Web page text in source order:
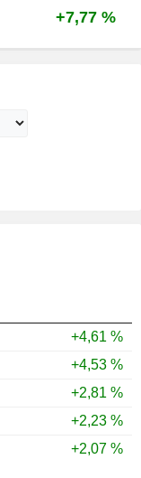
+7,77 %
+4,61 %
+4,53 %
+2,81 %
+2,23 %
+2,07 %